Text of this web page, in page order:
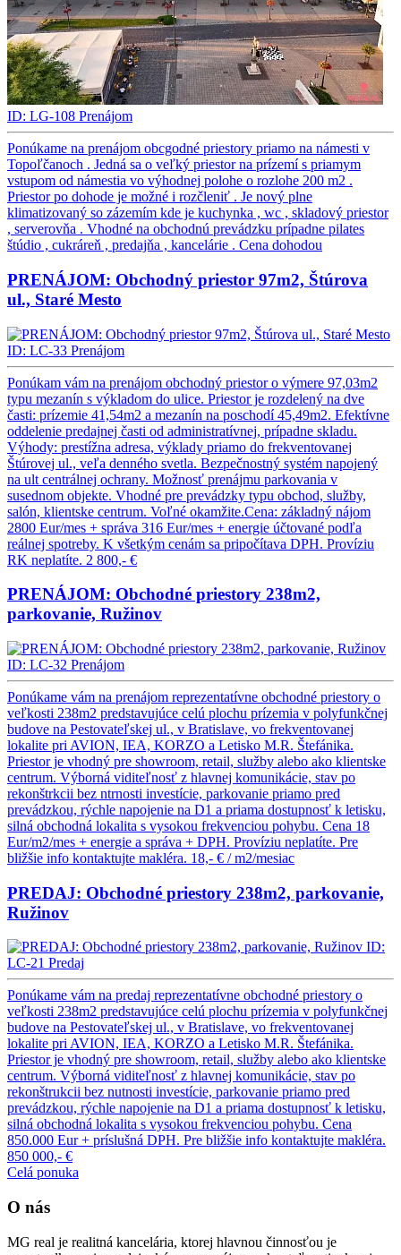
ID: LG-108 Prenájom
Ponúkame na prenájom obcgodné priestory priamo na námesti v
Topoľčanoch . Jedná sa o veľký priestor na prízemí s priamym
vstupom od námestia vo výhodnej polohe o rozlohe 200 m2 .
Priestor po dohode je možné i rozčleniť . Je nový plne
klimatizovaný so zázemím kde je kuchynka , wc , skladový priestor
, serverovňa . Vhodné na obchodnú prevádzku prípadne pilates
štúdio , cukráreň , predajňa , kancelárie . Cena dohodou
PRENÁJOM: Obchodný priestor 97m2, Štúrova
ul., Staré Mesto
ID: LC-33 Prenájom
Ponúkam vám na prenájom obchodný priestor o výmere 97,03m2
typu mezanín s výkladom do ulice. Priestor je rozdelený na dve
časti: prízemie 41,54m2 a mezanín na poschodí 45,49m2. Efektívne
oddelenie predajnej časti od administratívnej, prípadne skladu.
Výhody: prestížna adresa, výklady priamo do frekventovanej
Štúrovej ul., veľa denného svetla. Bezpečnostný systém napojený
na ult centrálnej ochrany. Možnosť prenájmu parkovania v
susednom objekte. Vhodné pre prevádzky typu obchod, služby,
salón, klientske centrum. Voľné okamžite.Cena: základný nájom
2800 Eur/mes + správa 316 Eur/mes + energie účtované podľa
reálnej spotreby. K všetkým cenám sa pripočítava DPH. Províziu
RK neplatíte. 2 800,- €
PRENÁJOM: Obchodné priestory 238m2,
parkovanie, Ružinov
ID: LC-32 Prenájom
Ponúkame vám na prenájom reprezentatívne obchodné priestory o
veľkosti 238m2 predstavujúce celú plochu prízemia v polyfunkčnej
budove na Pestovateľskej ul., v Bratislave, vo frekventovanej
lokalite pri AVION, IEA, KORZO a Letisko M.R. Štefánika.
Priestor je vhodný pre showroom, retail, služby alebo ako klientske
centrum. Výborná viditeľnosť z hlavnej komunikácie, stav po
rekonštrkcii bez ntrnosti investície, parkovanie priamo pred
prevádzkou, rýchle napojenie na D1 a priama dostupnosť k letisku,
silná obchodná lokalita s vysokou frekvenciou pohybu. Cena 18
Eur/m2/mes + energie a správa + DPH. Províziu neplatíte. Pre
bližšie info kontaktujte makléra. 18,- € / m2/mesiac
PREDAJ: Obchodné priestory 238m2, parkovanie,
Ružinov
ID:
LC-21 Predaj
Ponúkame vám na predaj reprezentatívne obchodné priestory o
veľkosti 238m2 predstavujúce celú plochu prízemia v polyfunkčnej
budove na Pestovateľskej ul., v Bratislave, vo frekventovanej
lokalite pri AVION, IEA, KORZO a Letisko M.R. Štefánika.
Priestor je vhodný pre showroom, retail, služby alebo ako klientske
centrum. Výborná viditeľnosť z hlavnej komunikácie, stav po
rekonštrukcii bez nutnosti investície, parkovanie priamo pred
prevádzkou, rýchle napojenie na D1 a priama dostupnosť k letisku,
silná obchodná lokalita s vysokou frekvenciou pohybu. Cena
850.000 Eur + príslušná DPH. Pre bližšie info kontaktujte makléra.
850 000,- €
Celá ponuka
O nás
MG real je realitná kancelária, ktorej hlavnou činnosťou je